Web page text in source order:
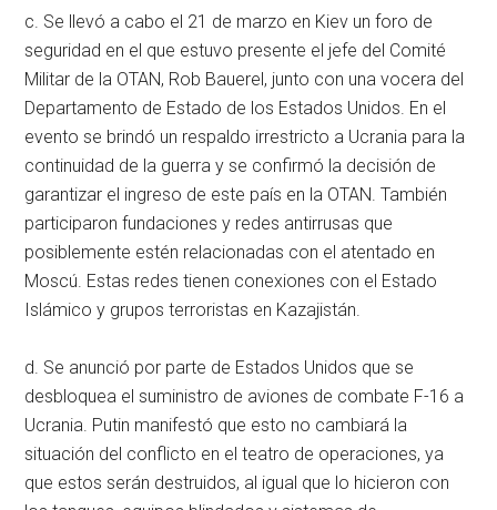
c. Se llevó a cabo el 21 de marzo en Kiev un foro de
seguridad en el que estuvo presente el jefe del Comité
Militar de la OTAN, Rob Bauerel, junto con una vocera del
Departamento de Estado de los Estados Unidos. En el
evento se brindó un respaldo irrestricto a Ucrania para la
continuidad de la guerra y se confirmó la decisión de
garantizar el ingreso de este país en la OTAN. También
participaron fundaciones y redes antirrusas que
posiblemente estén relacionadas con el atentado en
Moscú. Estas redes tienen conexiones con el Estado
Islámico y grupos terroristas en Kazajistán.
d. Se anunció por parte de Estados Unidos que se
desbloquea el suministro de aviones de combate F-16 a
Ucrania. Putin manifestó que esto no cambiará la
situación del conflicto en el teatro de operaciones, ya
que estos serán destruidos, al igual que lo hicieron con